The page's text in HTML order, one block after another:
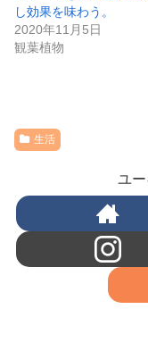
し効果を味わう。
2020年11月5日
観葉植物
生活
ユ